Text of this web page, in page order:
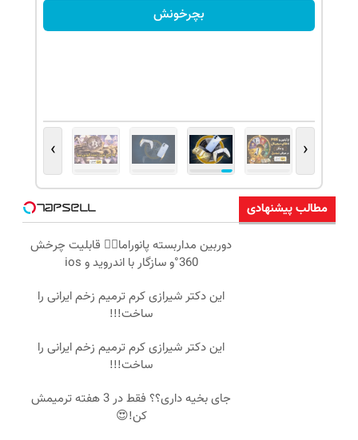
بچرخونش
‹
›
مطالب پیشنهادی
دوربین مداربسته پانوراما👈🏻 قابلیت چرخش
360°و سازگار با اندروید و ios
این دکتر شیرازی کرم ترمیم زخم ایرانی را
ساخت!!!
این دکتر شیرازی کرم ترمیم زخم ایرانی را
ساخت!!!
جای بخیه داری؟؟ فقط در 3 هفته ترمیمش
کن!😍